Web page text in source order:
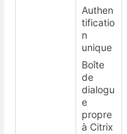
Authen
tificatio
n
unique
Boîte
de
dialogu
e
propre
à Citrix